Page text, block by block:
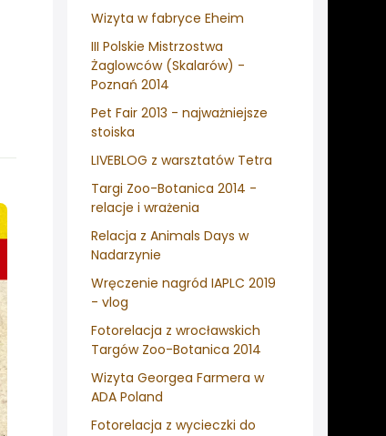
Wizyta w fabryce Eheim
III Polskie Mistrzostwa
Żaglowców (Skalarów) -
Poznań 2014
Pet Fair 2013 - najważniejsze
stoiska
LIVEBLOG z warsztatów Tetra
Targi Zoo-Botanica 2014 -
relacje i wrażenia
Relacja z Animals Days w
Nadarzynie
Wręczenie nagród IAPLC 2019
- vlog
Fotorelacja z wrocławskich
Targów Zoo-Botanica 2014
Wizyta Georgea Farmera w
ADA Poland
Fotorelacja z wycieczki do